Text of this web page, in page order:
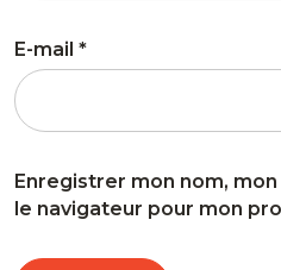
E-mail *
Enregistrer mon nom,
le navigateur pour mon